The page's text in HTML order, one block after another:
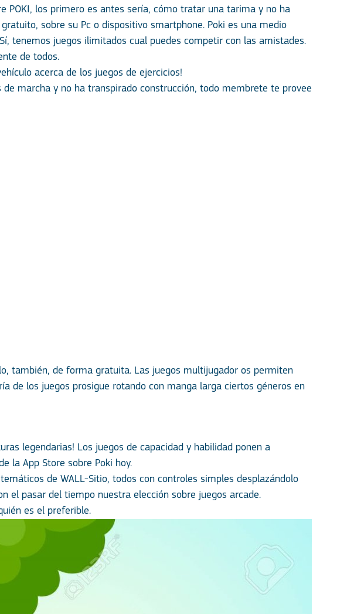
POKI, los primero es antes serí­a, cómo tratar una tarima y no ha
sobre su Pc o dispositivo smartphone. Poki es una medio
tenemos juegos ilimitados cual puedes competir con las amistades.
de todos.
acerca de los juegos de ejercicios!
marcha y no ha transpirado construcción, todo membrete te provee
también, de forma gratuita. Las juegos multijugador os permiten
de los juegos prosigue rotando con manga larga ciertos géneros en
legendarias! Los juegos de capacidad y habilidad ponen a
la App Store sobre Poki hoy.
de WALL-Sitio, todos con controles simples desplazándolo
el pasar del tiempo nuestra elección sobre juegos arcade.
es el preferible.